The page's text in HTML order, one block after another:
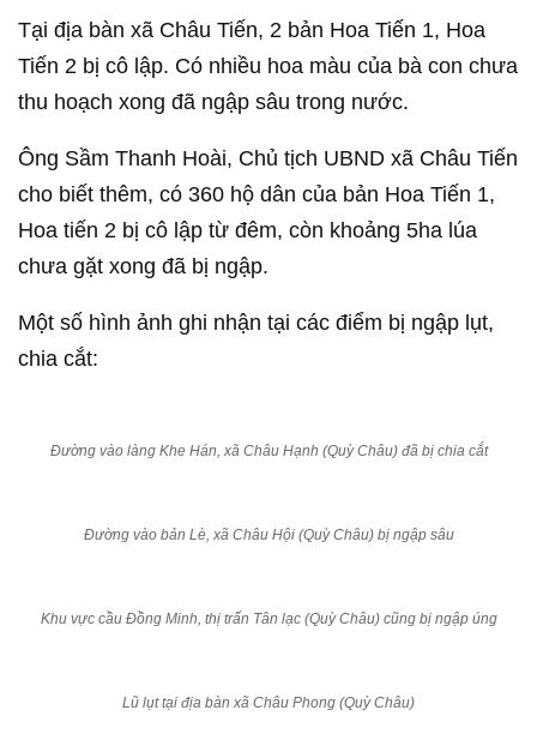
Tại địa bàn xã Châu Tiến, 2 bản Hoa Tiến 1, Hoa
Tiến 2 bị cô lập. Có nhiều hoa màu của bà con chưa
thu hoạch xong đã ngập sâu trong nước.
Ông Sầm Thanh Hoài, Chủ tịch UBND xã Châu Tiến
cho biết thêm, có 360 hộ dân của bản Hoa Tiến 1,
Hoa tiến 2 bị cô lập từ đêm, còn khoảng 5ha lúa
chưa gặt xong đã bị ngập.
Một số hình ảnh ghi nhận tại các điểm bị ngập lụt,
chia cắt:
Đường vào làng Khe Hán, xã Châu Hạnh (Quỳ Châu) đã bị chia cắt
Đường vào bản Lè, xã Châu Hội (Quỳ Châu) bị ngập sâu
Khu vực cầu Đồng Minh, thị trấn Tân lạc (Quỳ Châu) cũng bị ngập úng
Lũ lụt tại địa bàn xã Châu Phong (Quỳ Châu)